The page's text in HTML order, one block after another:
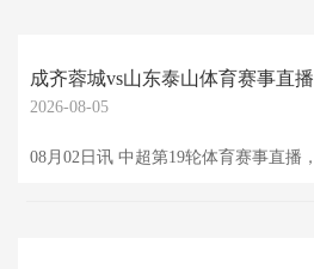
成齐蓉城vs山东泰山体育赛事直播
2026-08-05